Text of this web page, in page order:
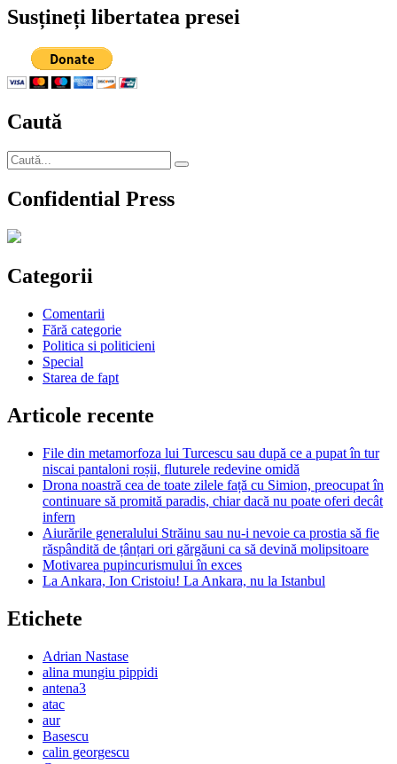
Susțineți libertatea presei
Caută
Caută
după:
Căutare
Confidential Press
Categorii
Comentarii
Fără categorie
Politica si politicieni
Special
Starea de fapt
Articole recente
File din metamorfoza lui Turcescu sau după ce a pupat în tur
niscai pantaloni roșii, fluturele redevine omidă
Drona noastră cea de toate zilele față cu Simion, preocupat în
continuare să promită paradis, chiar dacă nu poate oferi decât
infern
Aiurările generalului Străinu sau nu-i nevoie ca prostia să fie
răspândită de țânțari ori gărgăuni ca să devină molipsitoare
Motivarea pupincurismului în exces
La Ankara, Ion Cristoiu! La Ankara, nu la Istanbul
Etichete
Adrian Nastase
alina mungiu pippidi
antena3
atac
aur
Basescu
calin georgescu